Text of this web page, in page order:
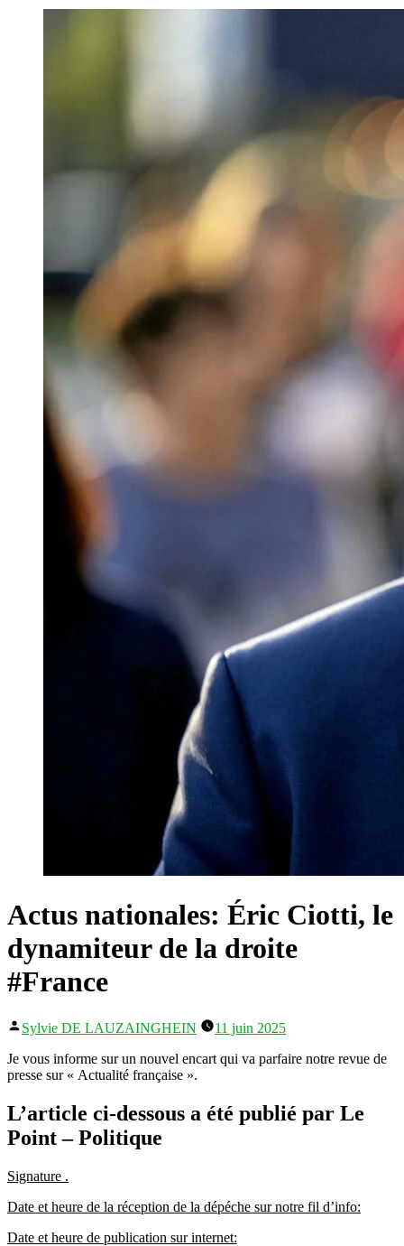
Actus nationales: Éric Ciotti, le
dynamiteur de la droite
#France
Publié
Sylvie DE LAUZAINGHEIN
11 juin 2025
Je vous informe sur un nouvel encart qui va parfaire notre revue de
presse sur « Actualité française ».
L’article ci-dessous a été publié par Le
Point – Politique
Signature .
Date et heure de la réception de la dépéche sur notre fil d’info:
Date et heure de publication sur internet: